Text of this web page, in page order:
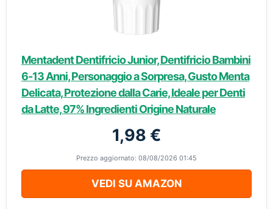
Mentadent Dentifricio Junior, Dentifricio Bambini
6-13 Anni, Personaggio a Sorpresa, Gusto Menta
Delicata, Protezione dalla Carie, Ideale per Denti
da Latte, 97% Ingredienti Origine Naturale
1,98 €
Prezzo aggiornato: 08/08/2026 01:45
VEDI SU AMAZON